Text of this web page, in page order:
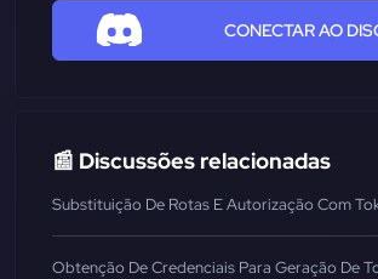
CONECTAR AO
📰 Discussões relacionadas
Substituição De Rotas E Autorização Com
Obtenção De Credenciais Para Geração De